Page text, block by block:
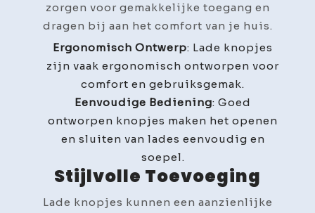
zorgen voor gemakkelijke toegang en
dragen bij aan het comfort van je huis.
Ergonomisch Ontwerp: Lade knopjes
zijn vaak ergonomisch ontworpen voor
comfort en gebruiksgemak.
Eenvoudige Bediening: Goed
ontworpen knopjes maken het openen
en sluiten van lades eenvoudig en
soepel.
Stijlvolle Toevoeging
Lade knopjes kunnen een aanzienlijke